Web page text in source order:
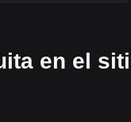
en el